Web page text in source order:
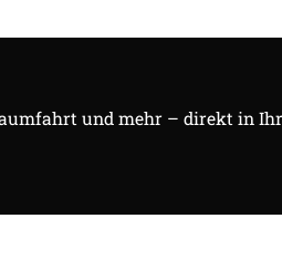
und mehr – direkt in